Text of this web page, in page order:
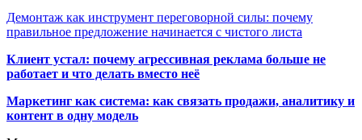
Демонтаж как инструмент переговорной силы: почему
правильное предложение начинается с чистого листа
Клиент устал: почему агрессивная реклама больше не
работает и что делать вместо неё
Маркетинг как система: как связать продажи, аналитику и
контент в одну модель